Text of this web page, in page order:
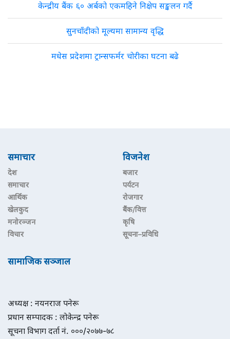
केन्द्रीय बैंक ६० अर्बको एकमहिने निक्षेप सङ्कलन गर्दै
सुनचाँदीको मूल्यमा सामान्य वृद्धि
मधेस प्रदेशमा ट्रान्सफर्मर चोरीका घटना बढे
समाचार
देश
समाचार
आर्थिक
खेलकुद
मनोरञ्जन
विचार
विजनेश
बजार
पर्यटन
रोजगार
बैंक/वित्त
कृषि
सूचना–प्रविधि
सामाजिक सञ्जाल
अध्यक्ष : नयनराज पनेरू
प्रधान सम्पादक : लोकेन्द्र पनेरू
सूचना विभाग दर्ता नं. ०००/२०७७-७८